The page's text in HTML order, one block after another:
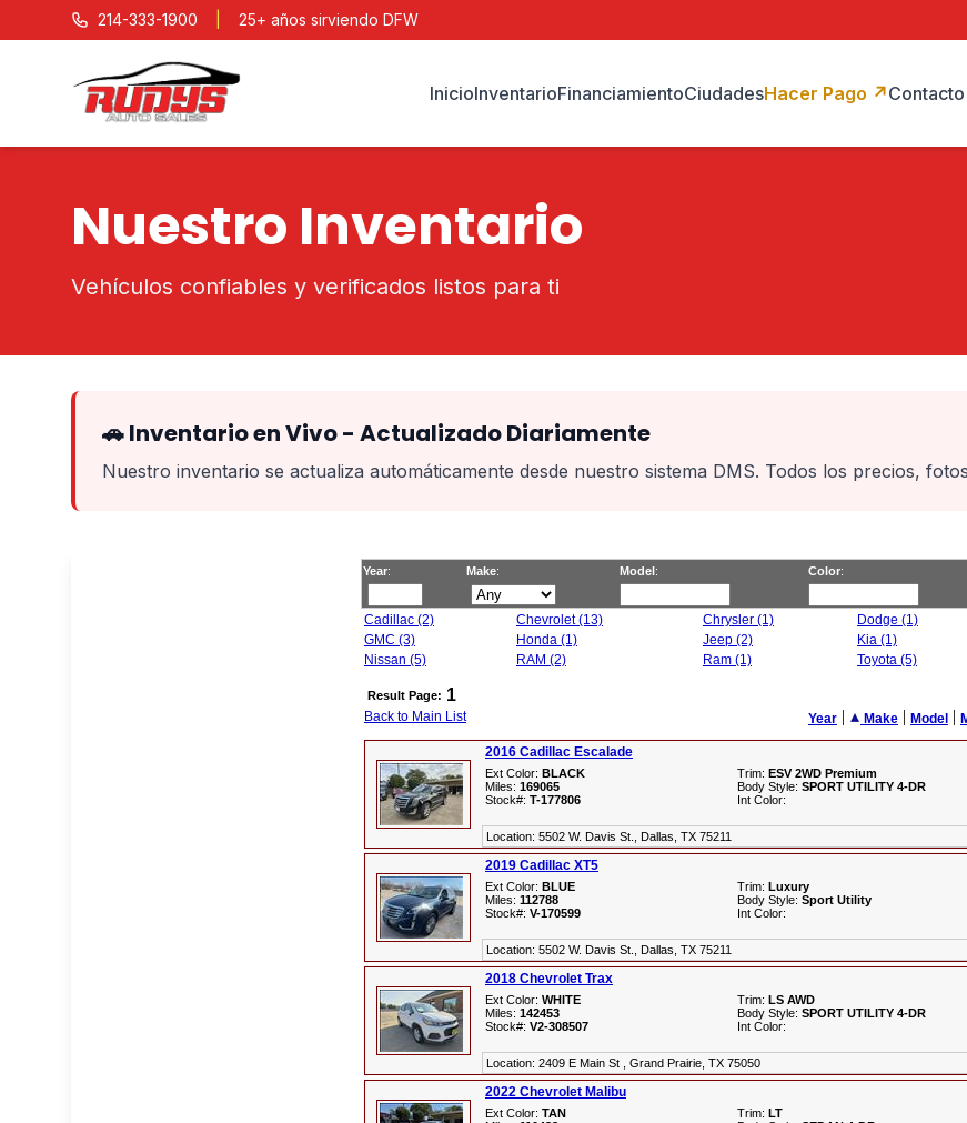
214-333-1900 25+ años sirviendo DFW
InicioInventarioFinanciamientoCiudadesHacer Pago ↗Contacto
Nuestro Inventario
Vehículos confiables y verificados listos para ti
🚗 Inventario en Vivo - Actualizado Diariamente
Nuestro inventario se actualiza automáticamente desde nuestro sistema DMS. Todos los precios,